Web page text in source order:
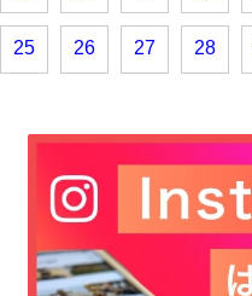
25 26 27 28